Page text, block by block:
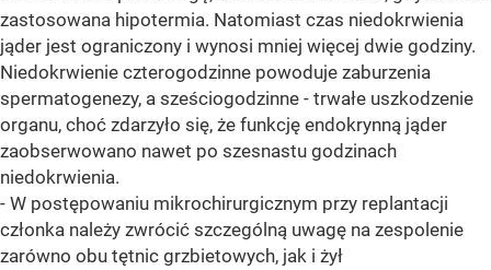
zastosowana hipotermia. Natomiast czas niedokrwienia
jąder jest ograniczony i wynosi mniej więcej dwie godziny.
Niedokrwienie czterogodzinne powoduje zaburzenia
spermatogenezy, a sześciogodzinne - trwałe uszkodzenie
organu, choć zdarzyło się, że funkcję endokrynną jąder
zaobserwowano nawet po szesnastu godzinach
niedokrwienia.
- W postępowaniu mikrochirurgicznym przy replantacji
członka należy zwrócić szczególną uwagę na zespolenie
zarówno obu tętnic grzbietowych, jak i żył